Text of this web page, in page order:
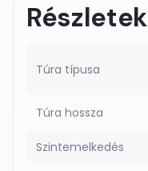
Részletek
Túra típusa
Túra hossza
Szintemelkedés